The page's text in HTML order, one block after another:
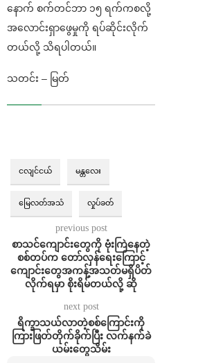
နောက် စက်တင်ဘာ ၁၅ ရက်‌ကစလို့
အလောင်းရှာဖွေမှုကို ရပ်ဆိုင်းလိုက်
တယ်လို့ သိရပါတယ်။
သတင်း – မြတ်
ငလျင်ငယ် မန္တလေး
မြေလတ်အသံ လှုပ်ခတ်
previous post
စာသင်ကျောင်းတွေကို ဗုံးကြဲနေတဲ့
စစ်တပ်က တော်လှန်ရေးကြောင့်
ကျောင်းတွေအကန့်အသတ်မရှိပိတ်
လိုက်ရမှာ စိုးရိမ်တယ်လို့ ဆို
next post
ရိက္ခာသယ်လာတဲ့စစ်ကြောင်းကို
ကြားဖြတ်တိုက်ခိုက်ပြီး လက်နက်ခဲ
ယမ်းတွေသိမ်း